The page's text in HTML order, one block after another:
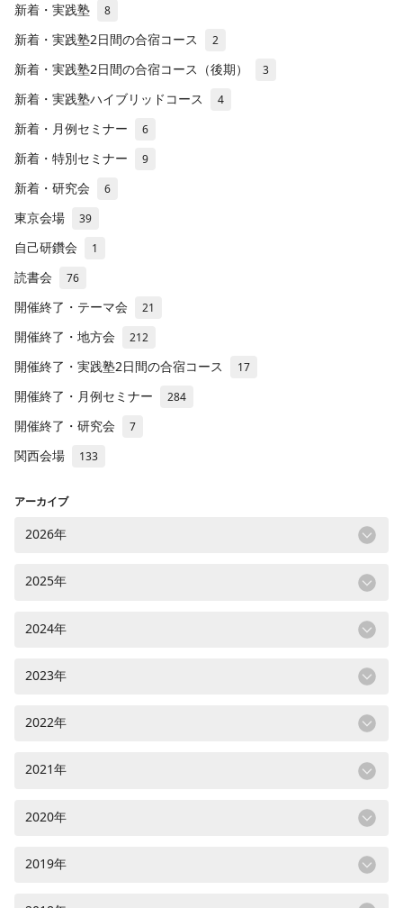
新着・実践塾 8
新着・実践塾2日間の合宿コース 2
新着・実践塾2日間の合宿コース（後期） 3
新着・実践塾ハイブリッドコース 4
新着・月例セミナー 6
新着・特別セミナー 9
新着・研究会 6
東京会場 39
自己研鑽会 1
読書会 76
開催終了・テーマ会 21
開催終了・地方会 212
開催終了・実践塾2日間の合宿コース 17
開催終了・月例セミナー 284
開催終了・研究会 7
関西会場 133
アーカイブ
2026年
2025年
2024年
2023年
2022年
2021年
2020年
2019年